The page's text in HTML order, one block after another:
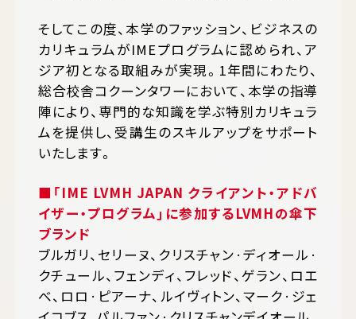
そしてこの度、本学のファッション、ビジネスの
カリキュラムがIMEプログラムに認められ、ア
ジア初となる取組みが実現。1年間にわたり、
総合校舎コクーンタワーにおいて、本学の指導
陣により、専門的な知識を学ぶ特別カリキュラ
ムを提供し、受講生のスキルアップをサポート
いたします。
■「IME LVMH JAPAN クライアント・アドバ
イザー・プログラム」に参加するLVMHの傘下
ブランド
ブルガリ、セリーヌ、クリスチャン·ディオール·
クチュール、フェンディ、フレッド、ゲラン、ロエ
べ、ロロ·ピアーナ、ルイヴィトン、マーク·ジェ